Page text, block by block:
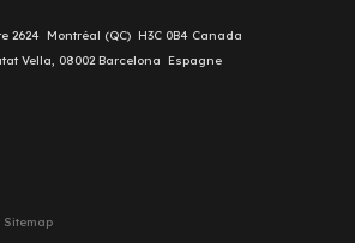
2624 Montréal (QC) H3C 0B4 Canada
Vella, 08002 Barcelona Espagne
Sitemap